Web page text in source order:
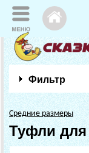
Фильтр
Средние размеры
Туфли для